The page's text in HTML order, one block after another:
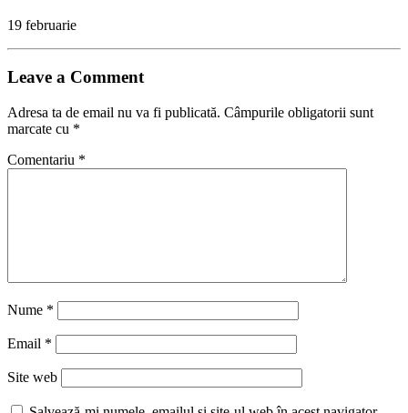
19 februarie
Leave a Comment
Adresa ta de email nu va fi publicată. Câmpurile obligatorii sunt
marcate cu *
Comentariu *
Nume *
Email *
Site web